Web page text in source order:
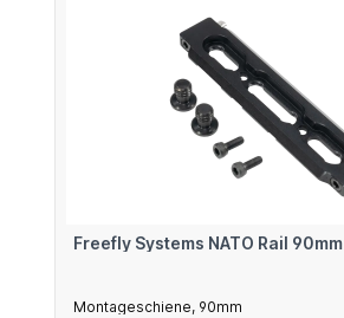
Freefly Systems NATO Rail 90mm
Montageschiene, 90mm